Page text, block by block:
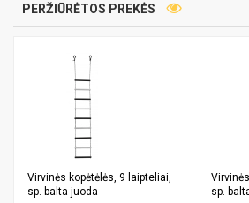
PERŽIŪRĖTOS PREKĖS
Virvinės kopėtėlės, 9 laipteliai,
sp. balta-juoda
sp.